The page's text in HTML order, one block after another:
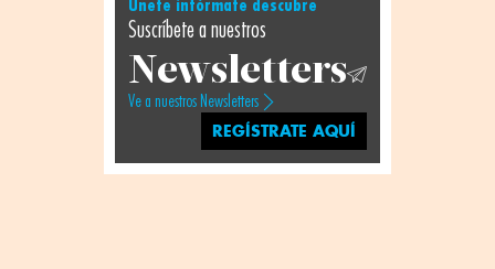
Únete infórmate descubre
Suscríbete a nuestros
Newsletters
Ve a nuestros Newsletters
REGÍSTRATE AQUÍ